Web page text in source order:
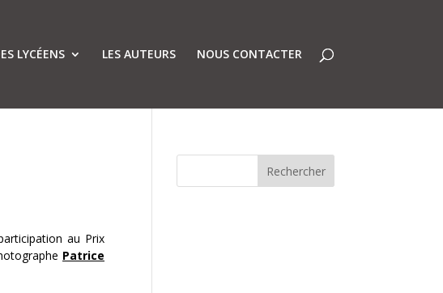
LYCÉENS LES AUTEURS NOUS CONTACTER
au Prix
Patrice